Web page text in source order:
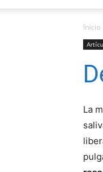
Inicio
La